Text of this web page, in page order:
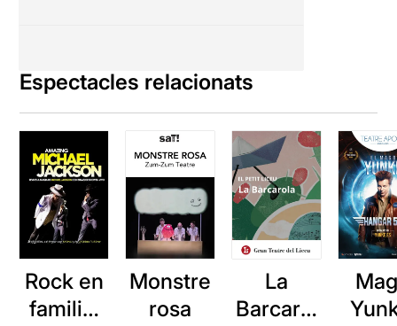
Espectacles relacionats
Rock en
familia:
Monstre
rosa
La
Barcarol